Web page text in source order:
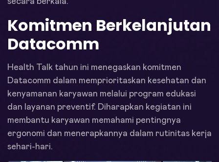
Komitmen Berkelanjutan
Datacomm
Health Talk tahun ini menegaskan komitmen
Datacomm dalam memprioritaskan kesehatan dan
kenyamanan karyawan melalui program edukasi
dan layanan preventif. Diharapkan kegiatan ini
membantu karyawan memahami pentingnya
ergonomi dan menerapkannya dalam rutinitas kerja
sehari-hari.